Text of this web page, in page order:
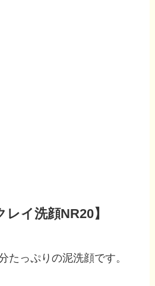
レイ洗顔NR20】
たっぷりの泥洗顔です。